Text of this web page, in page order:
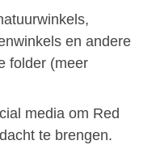
en andere
folder (meer
media om Red
te brengen.